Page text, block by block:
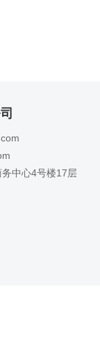
中心4号楼17层